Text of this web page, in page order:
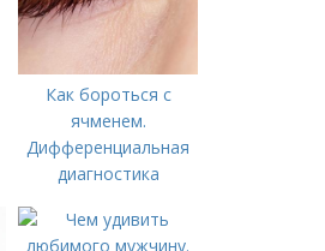
Как бороться с
ячменем.
Дифференциальная
диагностика